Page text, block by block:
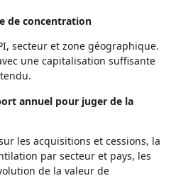
de concentration
secteur et zone géographique.
une capitalisation suffisante
annuel pour juger de la
les acquisitions et cessions, la
par secteur et pays, les
de la valeur de